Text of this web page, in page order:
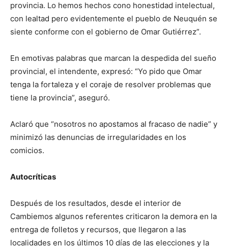
provincia. Lo hemos hechos cono honestidad intelectual,
con lealtad pero evidentemente el pueblo de Neuquén se
siente conforme con el gobierno de Omar Gutiérrez”.
En emotivas palabras que marcan la despedida del sueño
provincial, el intendente, expresó: “Yo pido que Omar
tenga la fortaleza y el coraje de resolver problemas que
tiene la provincia”, aseguró.
Aclaró que “nosotros no apostamos al fracaso de nadie” y
minimizó las denuncias de irregularidades en los
comicios.
Autocríticas
Después de los resultados, desde el interior de
Cambiemos algunos referentes criticaron la demora en la
entrega de folletos y recursos, que llegaron a las
localidades en los últimos 10 días de las elecciones y la